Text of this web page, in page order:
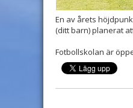
En av årets
(ditt barn) planerat
Fotbollskolan är